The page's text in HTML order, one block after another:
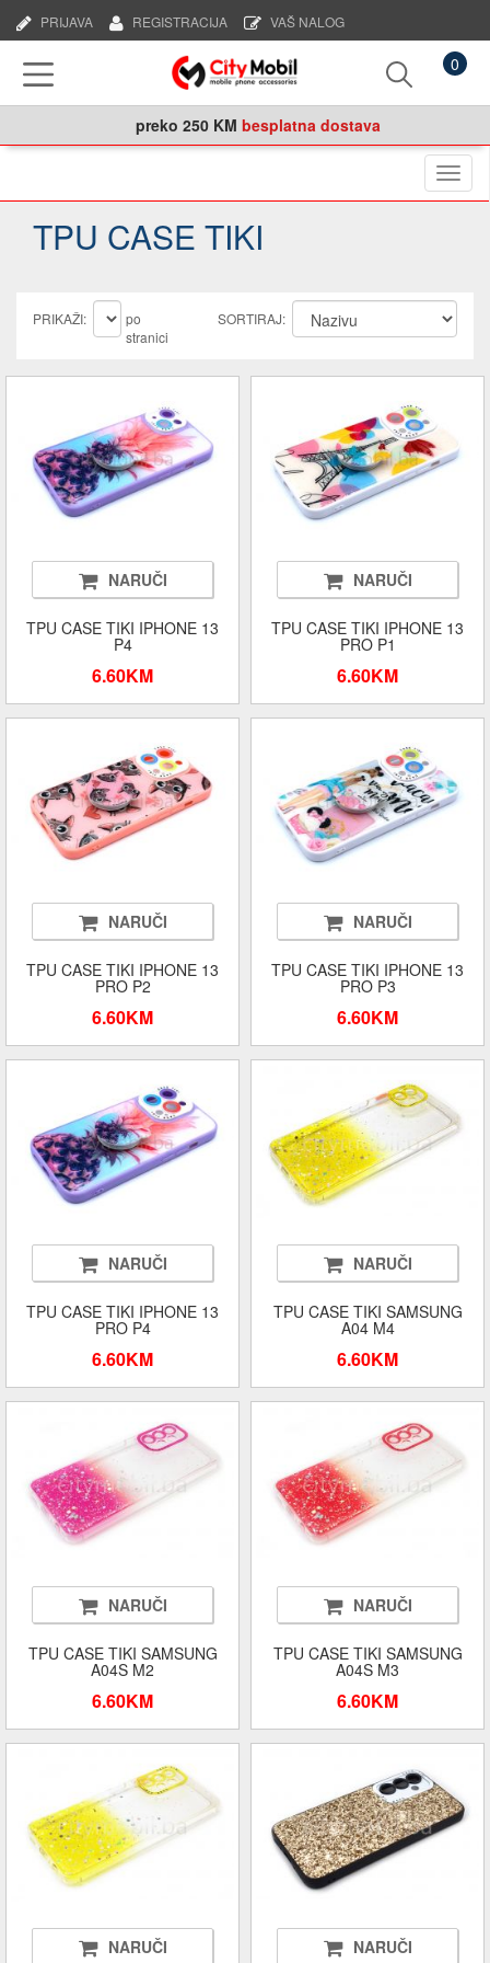
VAŠ NALOG
REGISTRACIJA
PRIJAVA
0
preko 250 KM besplatna dostava
TPU CASE TIKI
PRIKAŽI:
po
stranici
SORTIRAJ:
NARUČI
TPU CASE TIKI IPHONE 13
P4
6.60KM
NARUČI
TPU CASE TIKI IPHONE 13
PRO P1
6.60KM
NARUČI
TPU CASE TIKI IPHONE 13
PRO P2
6.60KM
NARUČI
TPU CASE TIKI IPHONE 13
PRO P3
6.60KM
NARUČI
TPU CASE TIKI IPHONE 13
PRO P4
6.60KM
NARUČI
TPU CASE TIKI SAMSUNG
A04 M4
6.60KM
NARUČI
TPU CASE TIKI SAMSUNG
A04S M2
6.60KM
NARUČI
TPU CASE TIKI SAMSUNG
A04S M3
6.60KM
NARUČI NARUČI